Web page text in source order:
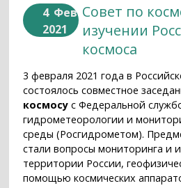
4 Фев
2021
Совет по
изучении
космоса
3 февраля 2021 года в
состоялось совместное
космосу с Федеральной
гидрометеорологии и
среды (Росгидрометом).
стали вопросы мониторинга и
территории России,
помощью космических